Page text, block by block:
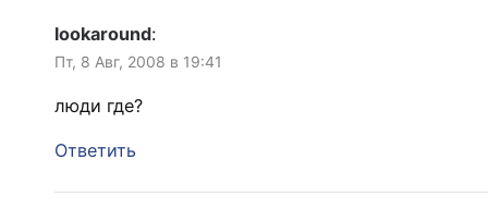
lookaround:
Пт, 8 Авг, 2008 в 19:41
люди где?
Ответить